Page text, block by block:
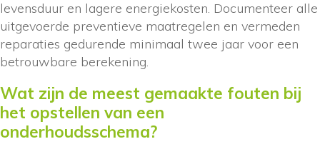
levensduur en lagere energiekosten. Documenteer alle
uitgevoerde preventieve maatregelen en vermeden
reparaties gedurende minimaal twee jaar voor een
betrouwbare berekening.
Wat zijn de meest gemaakte fouten bij
het opstellen van een
onderhoudsschema?